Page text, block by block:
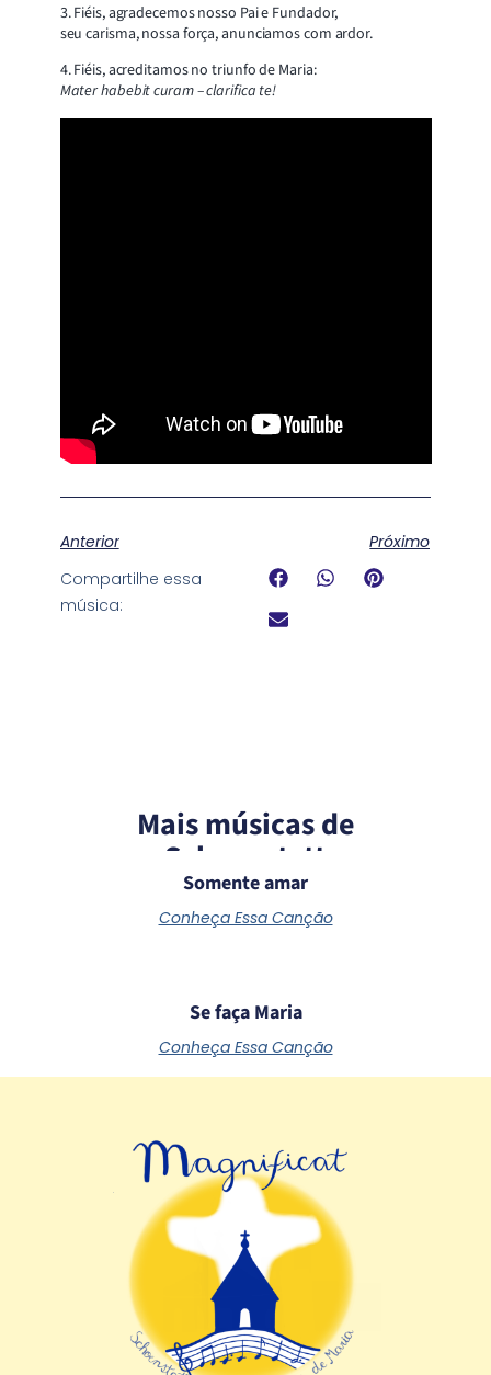
3. Fiéis, agradecemos nosso Pai e Fundador,
seu carisma, nossa força, anunciamos com ardor.
4. Fiéis, acreditamos no triunfo de Maria:
Mater habebit curam – clarifica te!
Anterior
Próximo
Compartilhe essa
música:
Mais músicas de
Schoenstatt
Somente amar
Conheça Essa Canção
Se faça Maria
Conheça Essa Canção